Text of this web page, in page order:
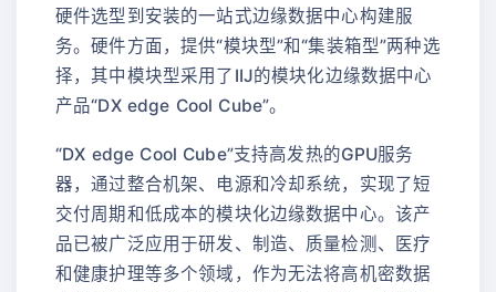
硬件选型到安装的一站式边缘数据中心构建服
务。硬件方面，提供“模块型”和“集装箱型”两种选
择，其中模块型采用了IIJ的模块化边缘数据中心
产品“DX edge Cool Cube”。
“DX edge Cool Cube”支持高发热的GPU服务
器，通过整合机架、电源和冷却系统，实现了短
交付周期和低成本的模块化边缘数据中心。该产
品已被广泛应用于研发、制造、质量检测、医疗
和健康护理等多个领域，作为无法将高机密数据